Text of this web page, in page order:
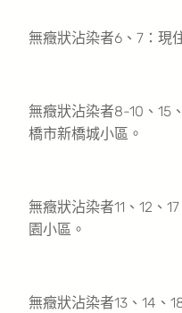
無癥狀沾染者6、7：現
無癥狀沾染者8-10、15
橋市新橋城小區。
無癥狀沾染者11、12、
園小區。
無癥狀沾染者13、14、